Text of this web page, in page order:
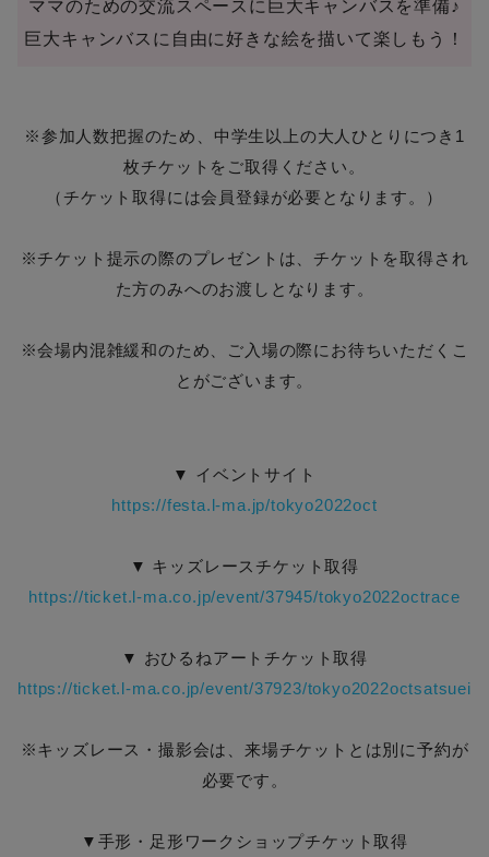
ママのための交流スペースに巨大キャンバスを準備♪
巨大キャンバスに自由に好きな絵を描いて楽しもう！
※参加人数把握のため、中学生以上の大人ひとりにつき1
枚チケットをご取得ください。
（チケット取得には会員登録が必要となります。）
※チケット提示の際のプレゼントは、チケットを取得され
た方のみへのお渡しとなります。
※会場内混雑緩和のため、ご入場の際にお待ちいただくこ
とがございます。
▼ イベントサイト
https://festa.l-ma.jp/tokyo2022oct
▼ キッズレースチケット取得
https://ticket.l-ma.co.jp/event/37945/tokyo2022octrace
▼ おひるねアートチケット取得
https://ticket.l-ma.co.jp/event/37923/tokyo2022octsatsuei
※キッズレース・撮影会は、来場チケットとは別に予約が
必要です。
▼手形・足形ワークショップチケット取得